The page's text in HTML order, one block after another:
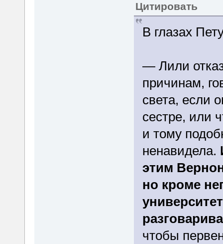
Цитировать
В глазах
— Лили
причинам,
света, если
сестре, или
и тому
ненавидела.
этим
но кроме
чтобы